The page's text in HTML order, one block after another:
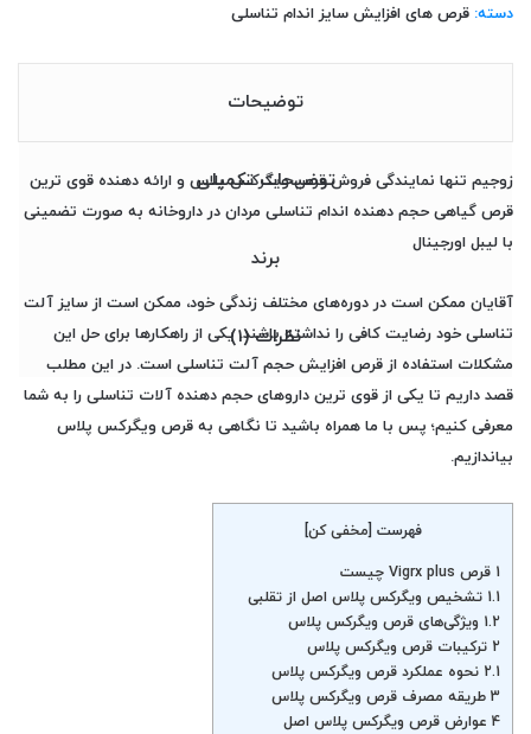
دسته: قرص های افزایش سایز اندام تناسلی
توضیحات
توضیحات تکمیلی
برند
نظرات (1)
زوجیم تنها نمایندگی فروش قرص ویگرکس پلاس و ارائه دهنده قوی ترین
قرص گیاهی حجم دهنده اندام تناسلی مردان در داروخانه به صورت تضمینی
با لیبل اورجینال
آقایان ممکن است در دوره‌های مختلف زندگی خود، ممکن است از سایز آلت
تناسلی خود رضایت کافی را نداشته باشند. یکی از راهکارها برای حل این
مشکلات استفاده از قرص افزایش حجم آلت تناسلی است. در این مطلب
قصد داریم تا یکی از قوی ترین داروهای حجم دهنده آلات تناسلی را به شما
معرفی کنیم؛ پس با ما همراه باشید تا نگاهی به قرص ویگرکس پلاس
بیاندازیم.
فهرست [مخفی کن]
1 قرص Vigrx plus چیست
1.1 تشخیص ویگرکس پلاس اصل از تقلبی
1.2 ویژگی‌های قرص ویگرکس پلاس
2 ترکیبات قرص ویگرکس پلاس
2.1 نحوه عملکرد قرص ویگرکس پلاس
3 طریقه مصرف قرص ویگرکس پلاس
4 عوارض قرص ویگرکس پلاس اصل